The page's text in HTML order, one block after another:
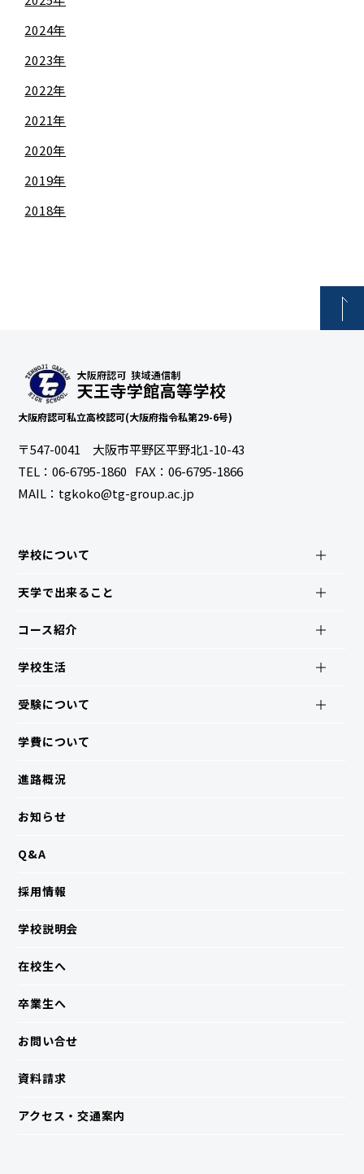
2024年
2023年
2022年
2021年
2020年
2019年
2018年
大阪府認可私立高校認可(大阪府指令私第29-6号)
〒547-0041 大阪市平野区平野北1-10-43
TEL：06-6795-1860 FAX：06-6795-1866
MAIL：tgkoko@tg-group.ac.jp
学校について
天学で出来ること
コース紹介
学校生活
受験について
学費について
進路概況
お知らせ
Q&A
採用情報
学校説明会
在校生へ
卒業生へ
お問い合せ
資料請求
アクセス・交通案内